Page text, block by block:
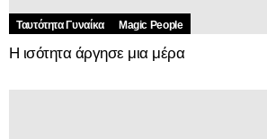
Ταυτότητα Γυναίκα Magic People
Η ισότητα άργησε μια μέρα